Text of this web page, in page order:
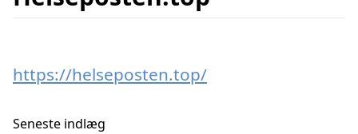
https://helseposten.top/
Seneste indlæg